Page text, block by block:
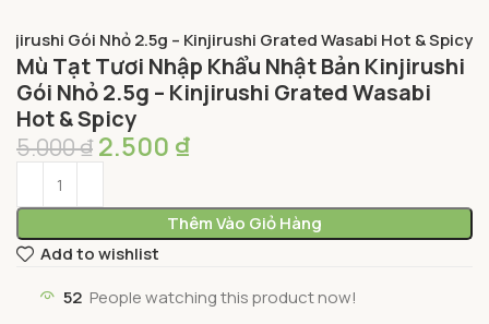
Gói Nhỏ 2.5g – Kinjirushi Grated Wasabi Hot & Spicy
Mù Tạt Tươi Nhập Khẩu Nhật Bản Kinjirushi
Gói Nhỏ 2.5g – Kinjirushi Grated Wasabi
Hot & Spicy
5.000₫ 2.500 ₫
Thêm Vào Giỏ Hàng
Add to wishlist
52 People watching this product now!